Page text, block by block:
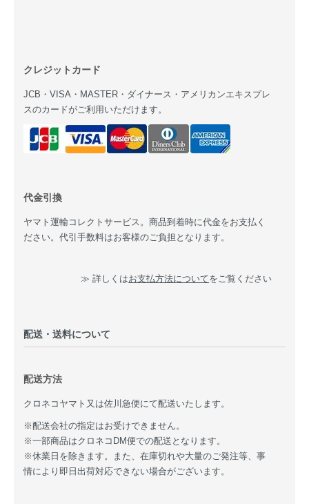
クレジットカード
JCB・VISA・MASTER・ダイナース・アメリカンエキスプレ
スのカードがご利用いただけます。
代金引換
ヤマト運輸コレクトサービス。商品到着時に代金をお支払く
ださい。代引手数料はお客様のご負担となります。
≫ 詳しくはお支払方法についてをご覧ください
配送・送料について
配送方法
クロネコヤマト又は佐川急便にて配送いたします。
※配送会社の指定はお受けできません。
※一部商品はクロネコDM便での配送となります。
※休業日を除きます。また、在庫切れや大量のご発注等、事
情により即日出荷対応できない場合がございます。